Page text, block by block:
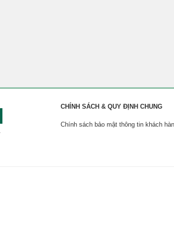
CHÍNH SÁCH & QUY ĐỊNH CHUNG
Chính sách bảo mật thông tin khách